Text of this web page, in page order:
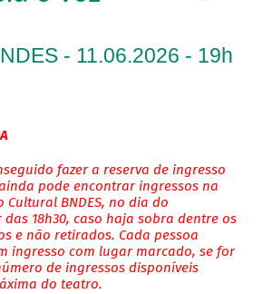
- 11.06.2026 - 19h
fazer a reserva de ingresso
pode encontrar ingressos na
Cultural BNDES, no dia do
18h30, caso haja sobra dentre os
e não retirados. Cada pessoa
ingresso com lugar marcado, se for
de ingressos disponíveis
do teatro.